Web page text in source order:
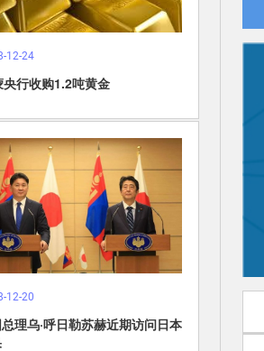
12-24
央行收购1.2吨黄金
12-20
理乌·呼日勒苏赫近期访问日本